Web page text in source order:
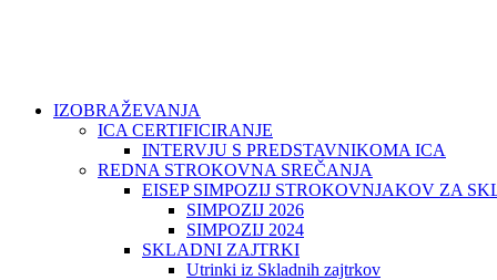
IZOBRAŽEVANJA
ICA CERTIFICIRANJE
INTERVJU S PREDSTAVNIKOMA ICA
REDNA STROKOVNA SREČANJA
EISEP SIMPOZIJ STROKOVNJAKOV ZA
SIMPOZIJ 2026
SIMPOZIJ 2024
SKLADNI ZAJTRKI
Utrinki iz Skladnih zajtrkov